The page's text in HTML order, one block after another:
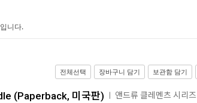
니다.
전체선택 장바구니 담기 보관함 담기
(Paperback, 미국판) 앤드류 클레멘츠 시리즈